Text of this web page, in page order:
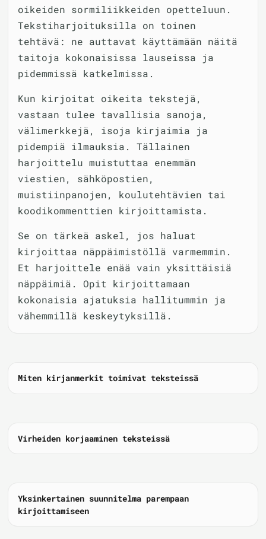
oikeiden sormiliikkeiden opetteluun.
Tekstiharjoituksilla on toinen
tehtävä: ne auttavat käyttämään näitä
taitoja kokonaisissa lauseissa ja
pidemmissä katkelmissa.
Kun kirjoitat oikeita tekstejä,
vastaan tulee tavallisia sanoja,
välimerkkejä, isoja kirjaimia ja
pidempiä ilmauksia. Tällainen
harjoittelu muistuttaa enemmän
viestien, sähköpostien,
muistiinpanojen, koulutehtävien tai
koodikommenttien kirjoittamista.
Se on tärkeä askel, jos haluat
kirjoittaa näppäimistöllä varmemmin.
Et harjoittele enää vain yksittäisiä
näppäimiä. Opit kirjoittamaan
kokonaisia ajatuksia hallitummin ja
vähemmillä keskeytyksillä.
Miten kirjanmerkit toimivat teksteissä
Virheiden korjaaminen teksteissä
Yksinkertainen suunnitelma parempaan
kirjoittamiseen